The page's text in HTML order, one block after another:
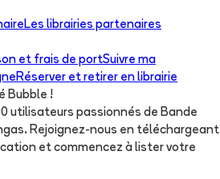
Les librairies partenaires
et frais de portSuivre ma
Réserver et retirer en librairie
Bubble !
utilisateurs passionnés de Bande
Rejoignez-nous en téléchargeant
et commencez à lister votre